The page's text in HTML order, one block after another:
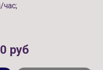
час;
руб